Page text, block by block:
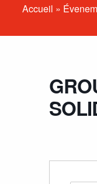
Accueil »